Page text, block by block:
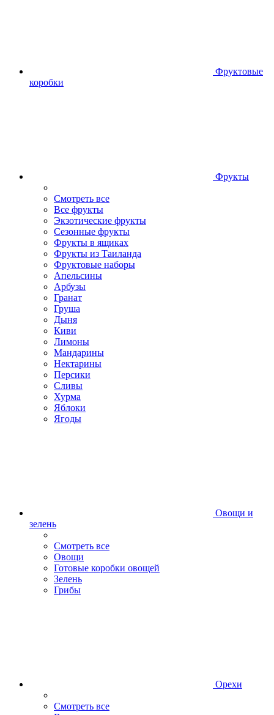
Фруктовые
коробки
Фрукты
Смотреть все
Все фрукты
Экзотические фрукты
Сезонные фрукты
Фрукты в ящиках
Фрукты из Таиланда
Фруктовые наборы
Апельсины
Арбузы
Гранат
Груша
Дыня
Киви
Лимоны
Мандарины
Нектарины
Персики
Сливы
Хурма
Яблоки
Ягоды
Овощи и
зелень
Смотреть все
Овощи
Готовые коробки овощей
Зелень
Грибы
Орехи
Смотреть все